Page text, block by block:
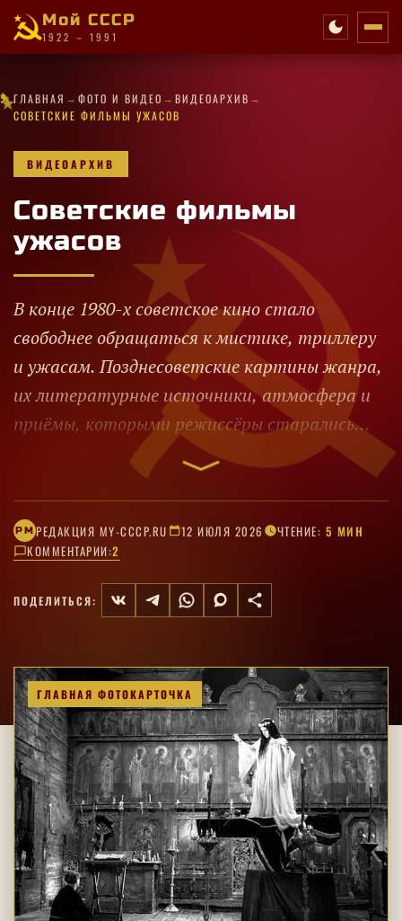
Мой СССР
1922 – 1991
✦
·
·
·★
✦
✧
★
✧
★
·
✧
✧
★
···
✦
★
✧
★
★
★
✦
★
✧ ГЛАВНАЯ → ФОТО И ВИДЕО → ВИДЕОАРХИВ →
СОВЕТСКИЕ ФИЛЬМЫ УЖАСОВ
ВИДЕОАРХИВ
Советские фильмы
ужасов
В конце 1980-х советское кино стало
свободнее обращаться к мистике, триллеру
и ужасам. Позднесоветские картины жанра,
их литературные источники, атмосфера и
приёмы, которыми режиссёры старались
напугать зрителя.
РM РЕДАКЦИЯ MY-CCCP.RU 12 ИЮЛЯ 2026 ЧТЕНИЕ: 5 МИН
КОММЕНТАРИИ:2
ПОДЕЛИТЬСЯ:
ГЛАВНАЯ ФОТОКАРТОЧКА